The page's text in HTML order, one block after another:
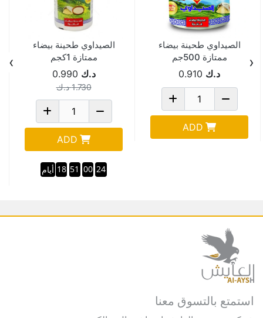
الصيداوي طحينة بيضاء
ممتازة 500جم
د.ك 0.910
ADD
الصيداوي طحينة بيضاء
ممتازة 1كجم
د.ك 0.990
1.730د.ك
ADD
24
00
51
18 أيام
‹
›
استمتع بالتسوق معنا